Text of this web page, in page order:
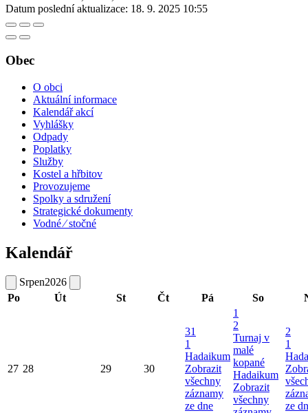
Datum poslední aktualizace: 18. 9. 2025 10:55
Obec
O obci
Aktuální informace
Kalendář akcí
Vyhlášky
Odpady
Poplatky
Služby
Kostel a hřbitov
Provozujeme
Spolky a sdružení
Strategické dokumenty
Vodné ⁄ stočné
Kalendář
Srpen2026
Po
Út St Čt Pá So
27 28 29 30
31
1
Hadaikum
Zobrazit
všechny
záznamy
ze dne
1
2
Turnaj v
malé
kopané
Hadaikum
Zobrazit
všechny
2
1
ze